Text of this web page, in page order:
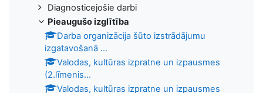
Diagnosticejošie darbi
Pieaugušo izglītība
Darba organizācija šūto izstrādājumu
izgatavošanā ...
Valodas, kultūras izpratne un izpausmes
(2.līmenis...
Valodas, kultūras izpratne un izpausmes